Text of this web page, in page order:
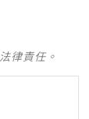
律責任。